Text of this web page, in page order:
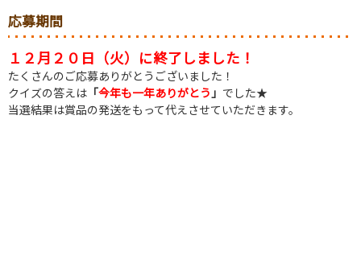
応募期間
１２月２０日（火）に終了しました！
たくさんのご応募ありがとうございました！
クイズの答えは 「今年も一年ありがとう 」 でした★
当選結果は賞品の発送をもって代えさせていただきます。